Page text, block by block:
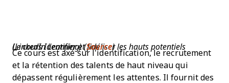
Le cours Identifier et fidéliser les hauts potentiels (LinkedIn Learning) (Source)
Ce cours est axé sur l'identification, le recrutement
et la rétention des talents de haut niveau qui
dépassent régulièrement les attentes. Il fournit des